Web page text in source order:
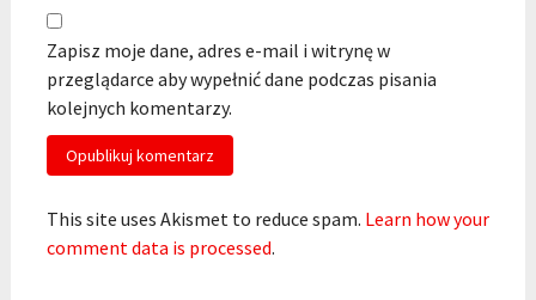
Zapisz moje dane, adres e-mail i witrynę w
przeglądarce aby wypełnić dane podczas pisania
kolejnych komentarzy.
This site uses Akismet to reduce spam. Learn how your
comment data is processed.